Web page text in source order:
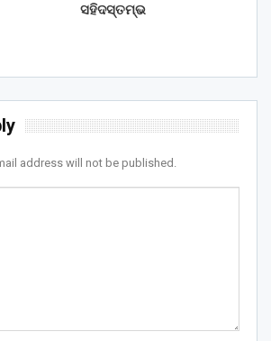
ସହିଦସ୍ତମ୍ଭ
address will not be published.